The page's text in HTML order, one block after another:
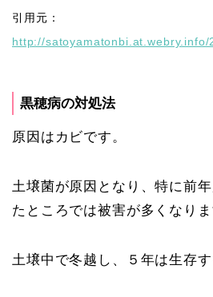
引用元：
http://
黒穂病の対処法
原因はカビです。
土壌菌が原因となり、特に前
たところでは被害が多くなりま
土壌中で冬越し、５年は生存す